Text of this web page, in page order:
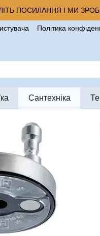
ПОСИЛАННЯ І МИ
Політика
Сантехніка